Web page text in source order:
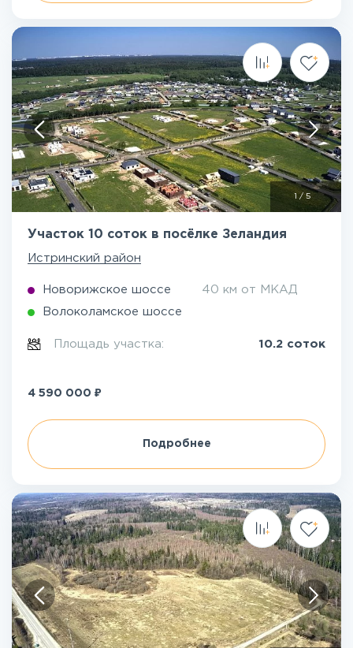
/5
Участок 10 соток в посёлке Зеландия
Истринский район
Новорижское шоссе 40 км от МКАД
Волоколамское шоссе
Площадь участка: 10.2 соток
4 590 000 ₽
Подробнее